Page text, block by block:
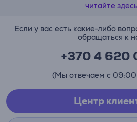
читайте
Если у вас есть какие-либо
обращаться к
+370 4 620
(Мы отвечаем с
Центр